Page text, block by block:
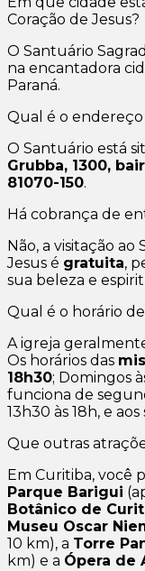
Coração de Jesus?
O Santuário
na encantadora
Paraná.
Qual é o
O Santuário está
Grubba, 1300,
81070-150.
Há cobrança de
Não, a visitação
Jesus é gratuita,
sua beleza e
Qual é o horário
A igreja
Os horários das
18h30; Domingos
funciona de
13h30 às 18h, e
Que outras
Em Curitiba, você
Parque Barigui
Botânico de
Museu Oscar
10 km), a Torre
km) e a Ópera de